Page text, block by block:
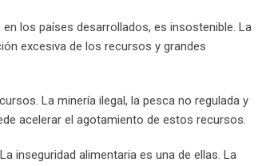
los países desarrollados, es insostenible. La
excesiva de los recursos y grandes
La minería ilegal, la pesca no regulada y
acelerar el agotamiento de estos recursos.
inseguridad alimentaria es una de ellas. La